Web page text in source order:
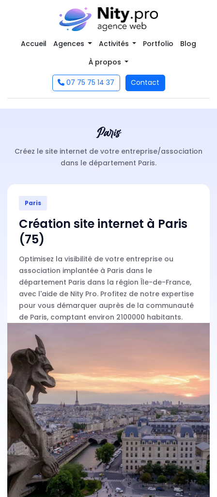
Accueil Agences Activités Portfolio
Blog
À propos
07 75 75 14 37 Contact
Paris
Créez le site internet de votre entreprise/association
dans le département Paris.
Paris
Création site internet à Paris
(75)
Optimisez la visibilité de votre entreprise ou
association implantée à Paris dans le
département Paris dans la région Île-de-France,
avec l'aide de Nity Pro. Profitez de notre expertise
pour vous démarquer auprès de la communauté
de Paris, comptant environ 2100000 habitants.